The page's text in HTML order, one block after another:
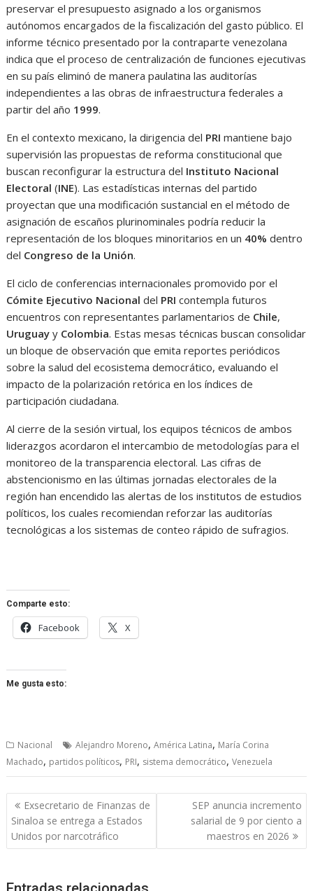
preservar el presupuesto asignado a los organismos
autónomos encargados de la fiscalización del gasto público. El
informe técnico presentado por la contraparte venezolana
indica que el proceso de centralización de funciones ejecutivas
en su país eliminó de manera paulatina las auditorías
independientes a las obras de infraestructura federales a
partir del año 1999.
En el contexto mexicano, la dirigencia del PRI mantiene bajo
supervisión las propuestas de reforma constitucional que
buscan reconfigurar la estructura del Instituto Nacional
Electoral (INE). Las estadísticas internas del partido
proyectan que una modificación sustancial en el método de
asignación de escaños plurinominales podría reducir la
representación de los bloques minoritarios en un 40% dentro
del Congreso de la Unión.
El ciclo de conferencias internacionales promovido por el
Cómite Ejecutivo Nacional del PRI contempla futuros
encuentros con representantes parlamentarios de Chile,
Uruguay y Colombia. Estas mesas técnicas buscan consolidar
un bloque de observación que emita reportes periódicos
sobre la salud del ecosistema democrático, evaluando el
impacto de la polarización retórica en los índices de
participación ciudadana.
Al cierre de la sesión virtual, los equipos técnicos de ambos
liderazgos acordaron el intercambio de metodologías para el
monitoreo de la transparencia electoral. Las cifras de
abstencionismo en las últimas jornadas electorales de la
región han encendido las alertas de los institutos de estudios
políticos, los cuales recomiendan reforzar las auditorías
tecnológicas a los sistemas de conteo rápido de sufragios.
Comparte esto:
Facebook X
Me gusta esto:
Nacional Alejandro Moreno,América Latina, María Corina
Machado, partidos políticos, PRI, sistema democrático,Venezuela
Navegación
de
entradas
Exsecretario de Finanzas de
Sinaloa se entrega a Estados
Unidos por narcotráfico
SEP anuncia incremento
salarial de 9 por ciento a
maestros en 2026